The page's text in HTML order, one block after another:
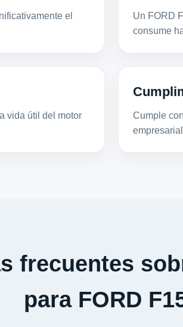
el
Un FORD
consume
vida útil del motor
Cumple
frecuentes
para FORD